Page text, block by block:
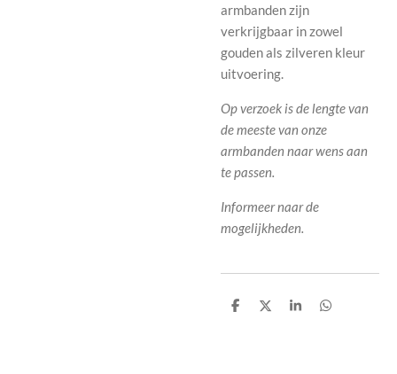
armbanden zijn
verkrijgbaar in zowel
gouden als zilveren kleur
uitvoering.
Op verzoek is de lengte van
de meeste van onze
armbanden naar wens aan
te passen.
Informeer naar de
mogelijkheden.
D
D
S
D